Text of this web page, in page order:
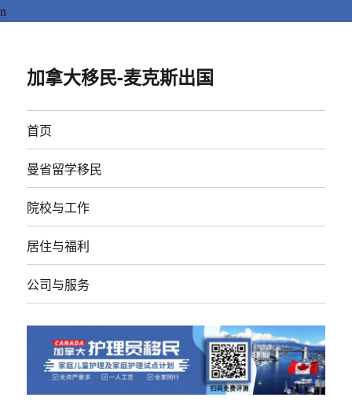
n
加拿大移民-麦克斯出国
首页
曼省留学移民
院校与工作
居住与福利
公司与服务